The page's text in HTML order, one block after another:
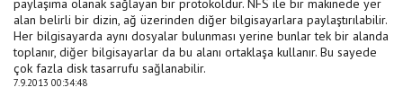
paylaşıma olanak sağlayan bir protokoldür. NFS ile bir makinede yer
alan belirli bir dizin, ağ üzerinden diğer bilgisayarlara paylaştırılabilir.
Her bilgisayarda aynı dosyalar bulunması yerine bunlar tek bir alanda
toplanır, diğer bilgisayarlar da bu alanı ortaklaşa kullanır. Bu sayede
çok fazla disk tasarrufu sağlanabilir.
7.9.2013 00:34:48